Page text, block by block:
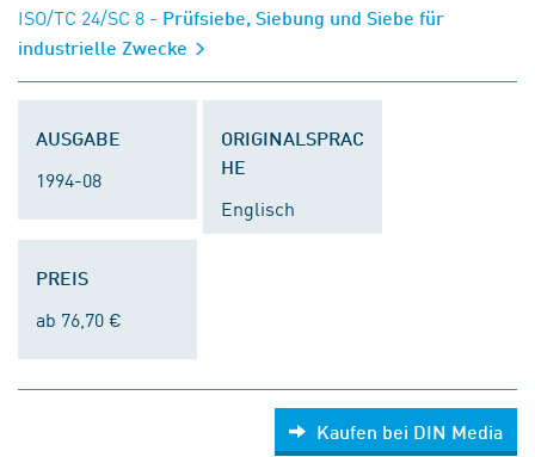
ISO/TC 24/SC 8 - Prüfsiebe, Siebung und Siebe für
industrielle Zwecke
AUSGABE
1994-08
ORIGINALSPRAC
HE
Englisch
PREIS
ab 76,70 €
Kaufen bei DIN Media